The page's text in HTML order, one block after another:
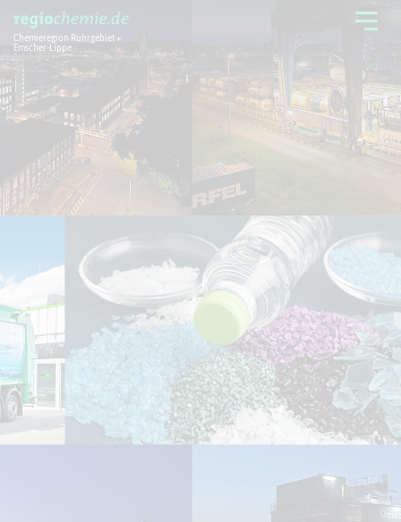
Chemieregion Ruhrgebiet +
Emscher-Lippe
Chemieregion
Aktuelles + Service